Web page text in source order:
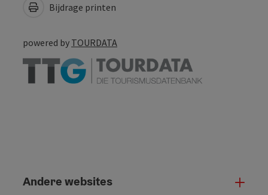
Bijdrage printen
powered by TOURDATA
Andere websites